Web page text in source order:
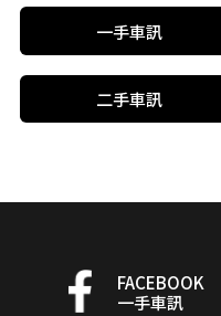
一手車訊
二手車訊
FACEBOOK
一手車訊